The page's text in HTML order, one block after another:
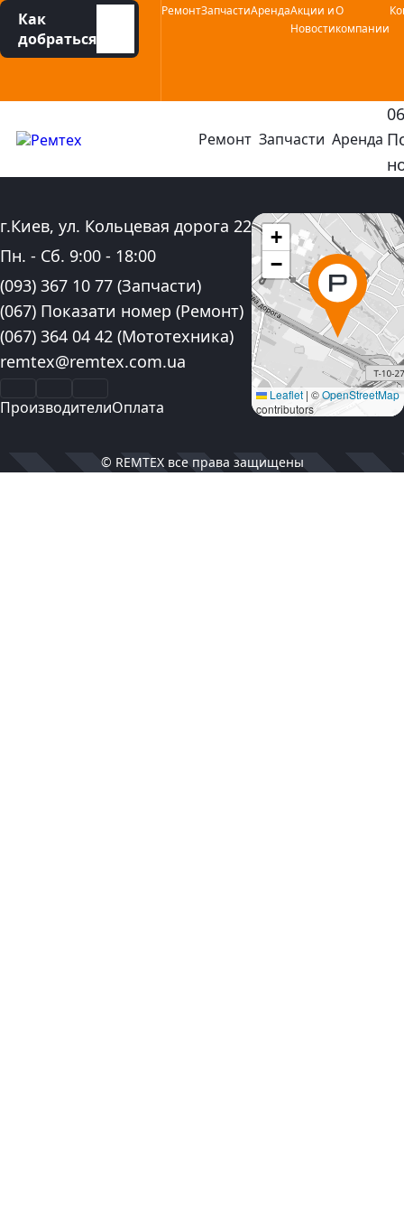
Как
добраться
Социальные сети :
Instagram
Facebook
YouTube
Навигационное меню :
РемонтЗапчастиАрендаАкции и
Новости
О
компании
открыть или закрыть навигационное меню
Ремонт Запчасти Аренда
Адрес:
г.Киев, ул. Кольцевая дорога 22
График работы:
Пн. - Сб. 9:00 - 18:00
Контактные номера телефона:
(093) 367 10 77 (Запчасти)
(067) Показати номер (Ремонт)
(067) 364 04 42 (Мототехника)
Электронная почта:
remtex@remtex.com.ua
ПроизводителиОплата
+
−
Leaflet | ©OpenStreetMap
contributors
© REMTEX все права защищены